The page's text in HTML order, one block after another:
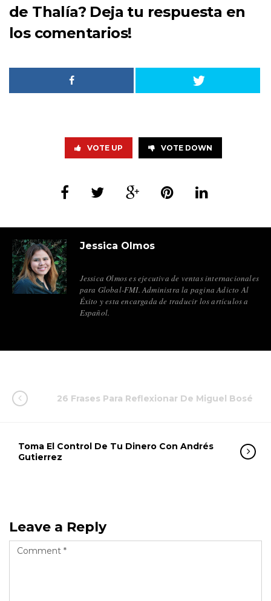
de Thalía? Deja tu respuesta en
los comentarios!
VOTE UP VOTE DOWN
Jessica Olmos
Jessica Olmos es ejecutiva de ventas internacionales
para Global-FMI. Administra la pagina Adicto Al
Éxito y esta encargada de traducir los artículos a
Español.
26 Frases Para Reflexionar De Miguel Bosé
Toma El Control De Tu Dinero Con Andrés
Gutierrez
Leave a Reply